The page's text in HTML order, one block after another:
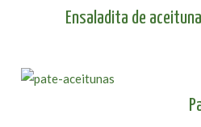
Ensaladita de